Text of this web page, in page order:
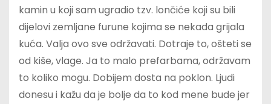
kamin u koji sam ugradio tzv. lončiće koji su bili
dijelovi zemljane furune kojima se nekada grijala
kuća. Valja ovo sve održavati. Dotraje to, ošteti se
od kiše, vlage. Ja to malo prefarbama, održavam
to koliko mogu. Dobijem dosta na poklon. Ljudi
donesu i kažu da je bolje da to kod mene bude jer